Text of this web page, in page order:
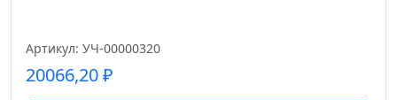
Страна производства
Китай
Артикул: УЧ-00000320
20066,20₽